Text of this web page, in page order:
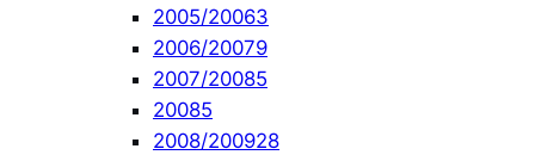
2005/20063
2006/20079
2007/20085
20085
2008/200928